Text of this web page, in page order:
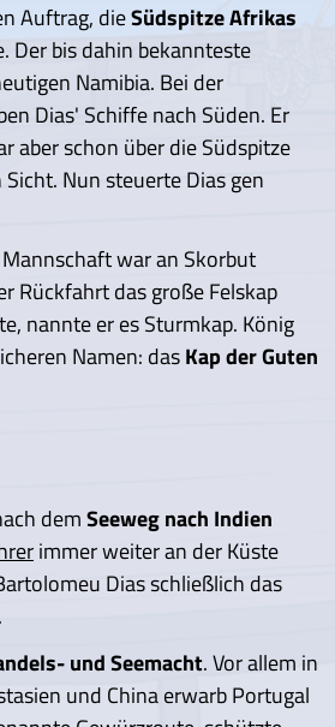
Auftrag, dieSüdspitze Afrikas
Der bis dahin bekannteste
Namibia. Bei der
Dias' Schiffe nach Süden. Er
aber schon über die Südspitze
Nun steuerte Dias gen
war an Skorbut
Rückfahrt das große Felskap
nannte er es Sturmkap. König
Namen: dasKap der Guten
demSeeweg nach Indien
immer weiter an der Küste
Dias schließlich das
und Seemacht. Vor allem in
und China erwarb Portugal